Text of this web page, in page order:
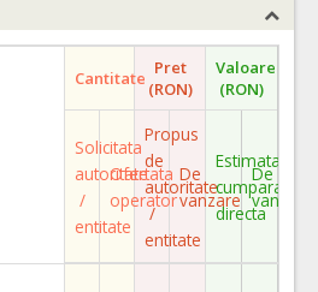
Cantitate Pret
(RON)
Valoare
(RON)
Solicitata
autoritate
/
entitate
Ofertata
operator
Propus
de
autoritate
/
entitate
De
vanzare
Estimata
cumparare
directa
De
vanzare